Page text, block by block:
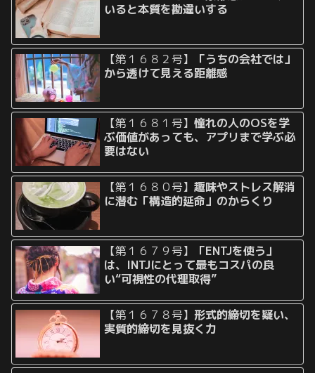
いると本質を勘違いする
【第１６８２号】
「うちの会社では」
から透けて見える距離感
【第１６８１号】憧れの人のOSを学
ぶ価値があっても、アプリまで学ぶ必
要はない
【第１６８０号】趣味やストレス解消
に潜む「構造的延命」のからくり
【第１６７９号】
「ENTJを使う」
は、INTJにとって最もコスパの良
い“可視性の代理取得”
【第１６７８号】形式的締切を疑い、
実質的締切を見抜く力